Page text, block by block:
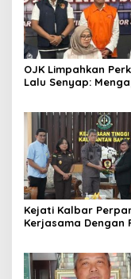
OJK Limpahkan
Lalu Senyap:
dari Pemberitaan?
Kejati Kalbar
Kerjasama Dengan